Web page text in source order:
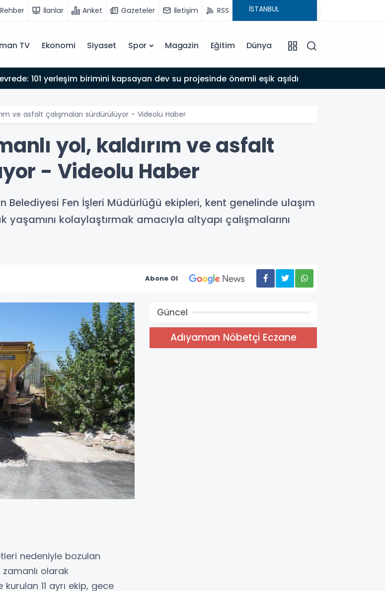
Rehber İlanlar Anket Gazeteler İletişim RSS
TV Ekonomi Siyaset Spor Magazin Eğitim Dünya
101 yerleşim birimini kapsayan dev su projesinde önemli eşik aşıldı
ve asfalt çalışmaları sürdürülüyor - Videolu Haber
yol, kaldırım ve asfalt
- Videolu Haber
Belediyesi Fen İşleri Müdürlüğü ekipleri, kent genelinde ulaşım
kolaylaştırmak amacıyla altyapı çalışmalarını
Abone Ol
nedeniyle bozulan
olarak
11 ayrı ekip, gece
Güncel
Adıyaman Nöbetçi Eczane